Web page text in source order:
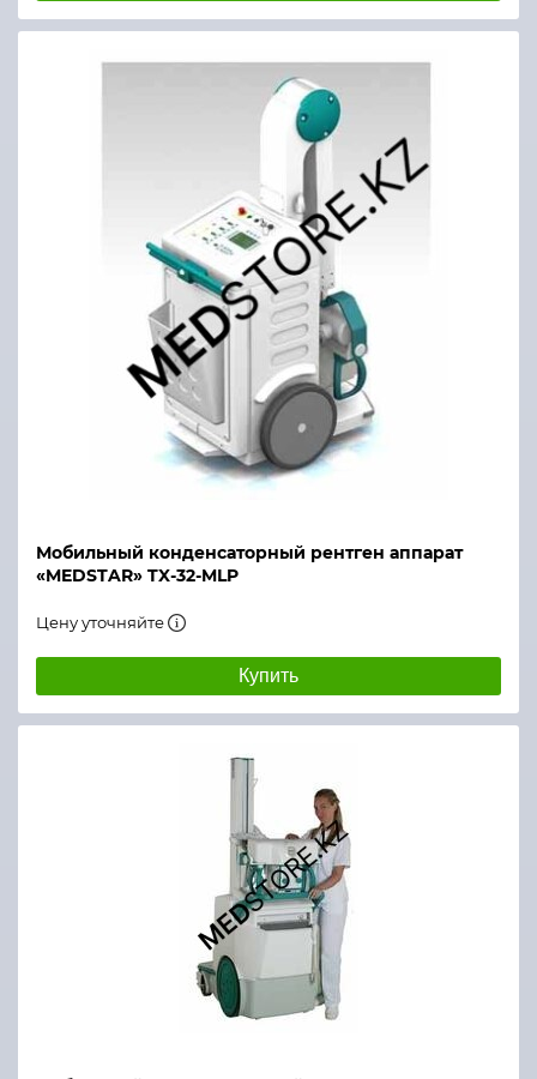
Мобильный конденсаторный рентген аппарат
«MEDSTAR» TX-32-MLP
Цену уточняйте
Купить